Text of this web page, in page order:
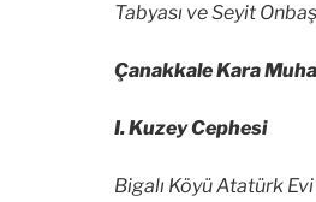
Tabyası ve Seyit
Çanakkale Kara
I. Kuzey Cephesi
Bigalı Köyü Atatürk